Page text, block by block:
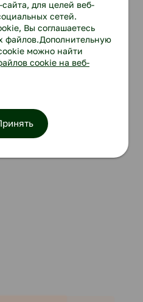
для целей веб-
сетей.
Вы соглашаетесь
файлов.Дополнительную
можно найти
cookie на веб-